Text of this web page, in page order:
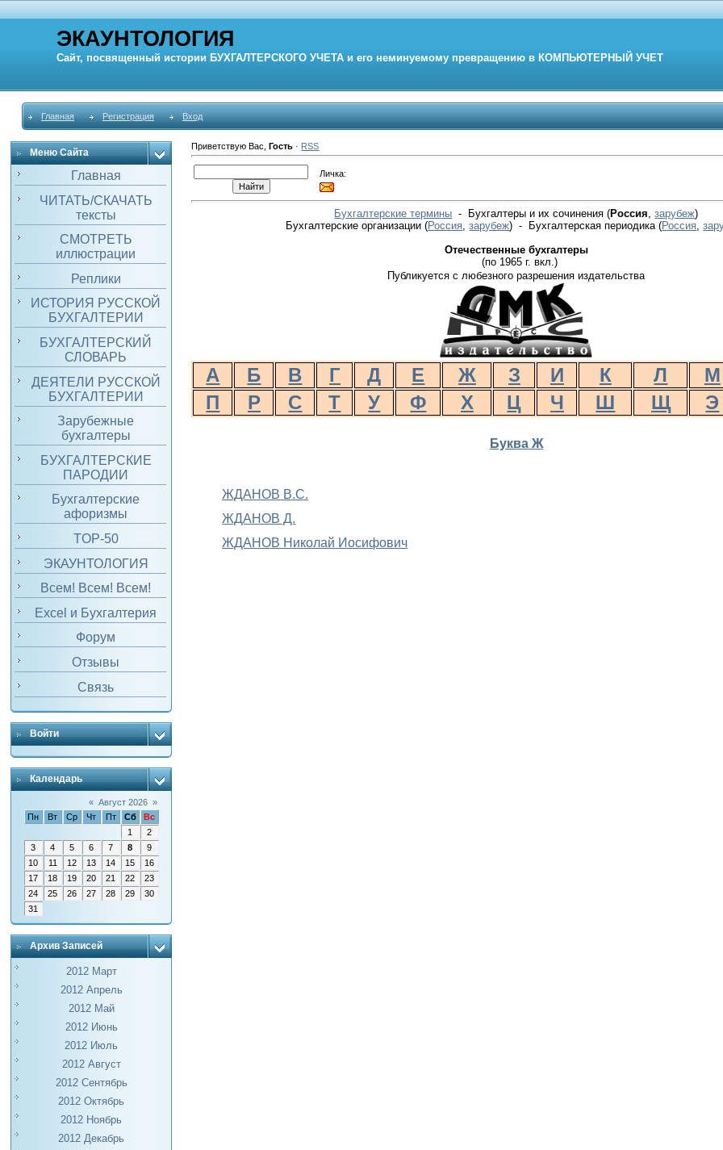
ЭКАУНТОЛОГИЯ
Сайт, посвященный истории БУХГАЛТЕРСКОГО УЧЕТА и его неминуемому превращению в КОМПЬЮТЕРНЫЙ УЧЕТ
Главная Регистрация Вход
Меню Сайта
Главная
ЧИТАТЬ/СКАЧАТЬ
тексты
СМОТРЕТЬ
иллюстрации
Реплики
ИСТОРИЯ РУССКОЙ
БУХГАЛТЕРИИ
БУХГАЛТЕРСКИЙ
СЛОВАРЬ
ДЕЯТЕЛИ РУССКОЙ
БУХГАЛТЕРИИ
Зарубежные
бухгалтеры
БУХГАЛТЕРСКИЕ
ПАРОДИИ
Бухгалтерские
афоризмы
TOP-50
ЭКАУНТОЛОГИЯ
Всем! Всем! Всем!
Excel и Бухгалтерия
Форум
Отзывы
Связь
Войти
Календарь
« Август 2026 »
Пн
Вт Ср Чт Пт Сб
Вс
1
2
3
4 5 6 7 8
9
10
11 12 13 14 15
16
17
18 19 20 21 22
23
24
25 26 27 28 29
30
31
Архив Записей
2012 Март
2012 Апрель
2012 Май
2012 Июнь
2012 Июль
2012 Август
2012 Сентябрь
2012 Октябрь
2012 Ноябрь
2012 Декабрь
Приветствую Вас ,Гость · RSS
Личка:
Бухгалтерские термины - Бухгалтеры и их сочинения (Россия ,зарубеж)
Бухгалтерские организации(Россия ,зарубеж) - Бухгалтерская периодика(Россия ,
Отечественные бухгалтеры
(по 1965 г. вкл.)
Публикуется с любезного разрешения издательства
А Б В Г Д Е Ж З И К Л М
П
Р С Т У Ф Х Ц Ч Ш Щ Э
Буква Ж
ЖДАНОВ В.С.
ЖДАНОВ Д.
ЖДАНОВ Николай Иосифович